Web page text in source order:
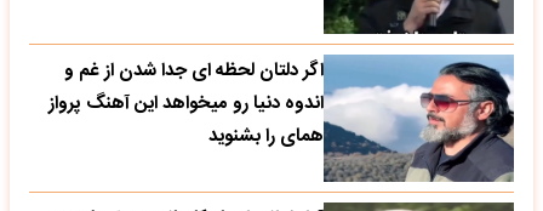
اگر دلتان لحظه ای جدا شدن از غم و
اندوه دنیا رو میخواهد این آهنگ پرواز
همای را بشنوید